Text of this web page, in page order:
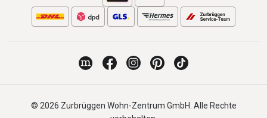
© 2026 Zurbrüggen Wohn-Zentrum GmbH. Alle Rechte